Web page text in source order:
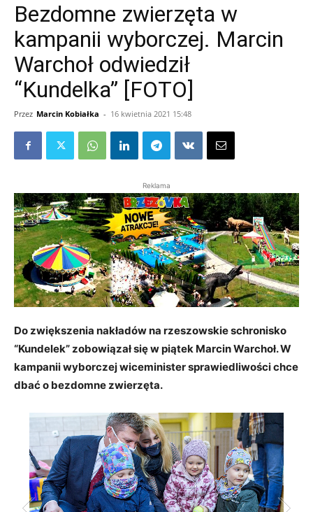
Bezdomne zwierzęta w
kampanii wyborczej. Marcin
Warchoł odwiedził
“Kundelka” [FOTO]
Przez Marcin Kobiałka - 16 kwietnia 2021 15:48
Reklama
Do zwiększenia nakładów na rzeszowskie schronisko
“Kundelek” zobowiązał się w piątek Marcin Warchoł. W
kampanii wyborczej wiceminister sprawiedliwości chce
dbać o bezdomne zwierzęta.